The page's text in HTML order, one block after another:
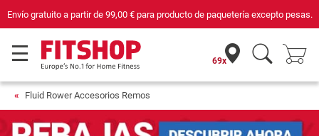
Envío gratuito a partir de 99,00 €para producto de paquetería excepto pesas.
69x
Fluid Rower Accesorios Remos